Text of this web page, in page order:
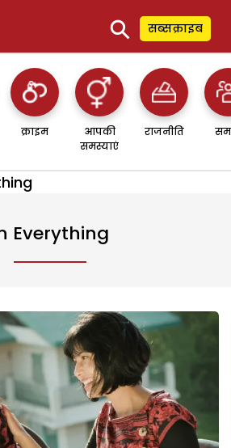
⚲ सब्सक्राइब
क्राइम
आपकी
समस्याएं
राजनीति
Everything